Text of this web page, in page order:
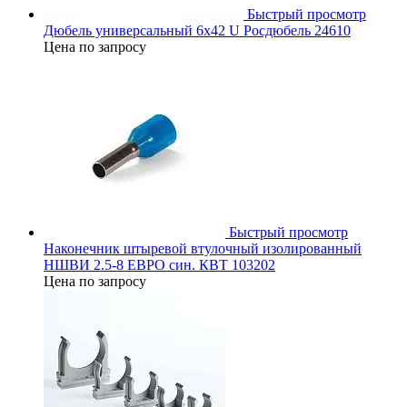
Быстрый просмотр
Дюбель универсальный 6х42 U Росдюбель 24610
Цена по запросу
Быстрый просмотр
Наконечник штыревой втулочный изолированный
НШВИ 2.5-8 ЕВРО син. КВТ 103202
Цена по запросу